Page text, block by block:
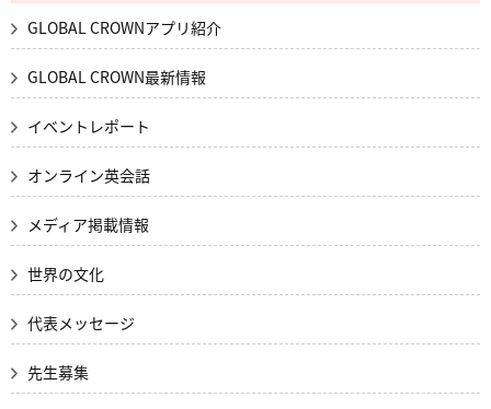
GLOBAL CROWNアプリ紹介
GLOBAL CROWN最新情報
イベントレポート
オンライン英会話
メディア掲載情報
世界の文化
代表メッセージ
先生募集